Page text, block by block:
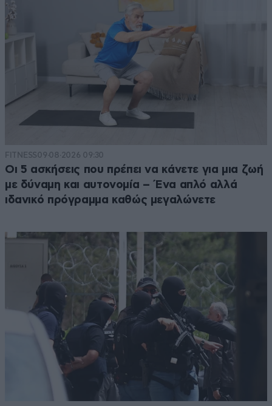
FITNESS09·08·2026 09:30
Οι 5 ασκήσεις που πρέπει να κάνετε για μια ζωή
με δύναμη και αυτονομία – Ένα απλό αλλά
ιδανικό πρόγραμμα καθώς μεγαλώνετε